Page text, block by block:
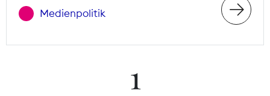
Medienpolitik
1